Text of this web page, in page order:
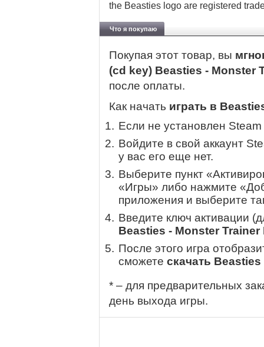
the Beasties logo are registered
Что я покупаю
Покупая этот товар, вы
(cd key) Beasties - Monster
после оплаты.
Как начать играть в
Если не установлен
Войдите в свой аккаунт
у вас его еще нет.
Выберите пункт
«Игры» либо нажмите
приложения и выберите
Введите ключ активации
Beasties - Monster Trainer
После этого игра
сможете скачать
* – для предварительных
день выхода игры.